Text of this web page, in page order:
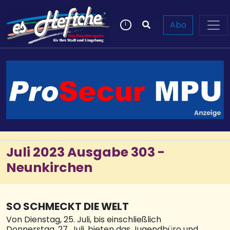
Abo
Juli 2023 Ausgabe 303 -
Neunkirchen
SO SCHMECKT DIE WELT
Von Dienstag, 25. Juli, bis einschließlich